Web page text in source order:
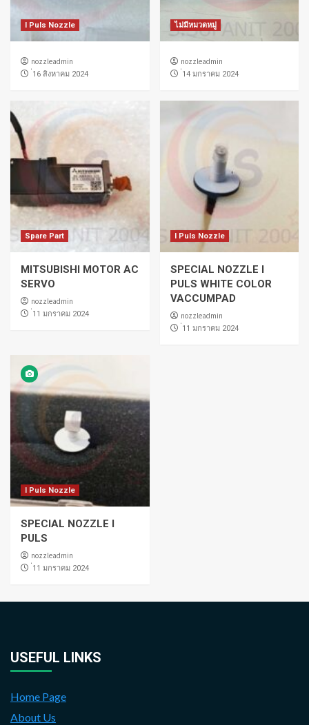
I Puls Nozzle
nozzleadmin
่16 สิงหาคม 2024
ไม่มีหมวดหมู่
nozzleadmin
่14 มกราคม 2024
Spare Part
MITSUBISHI MOTOR AC
SERVO
nozzleadmin
่11 มกราคม 2024
I Puls Nozzle
SPECIAL NOZZLE I
PULS WHITE COLOR
VACCUMPAD
nozzleadmin
่11 มกราคม 2024
I Puls Nozzle
SPECIAL NOZZLE I
PULS
nozzleadmin
่11 มกราคม 2024
USEFUL LINKS
Home Page
About Us